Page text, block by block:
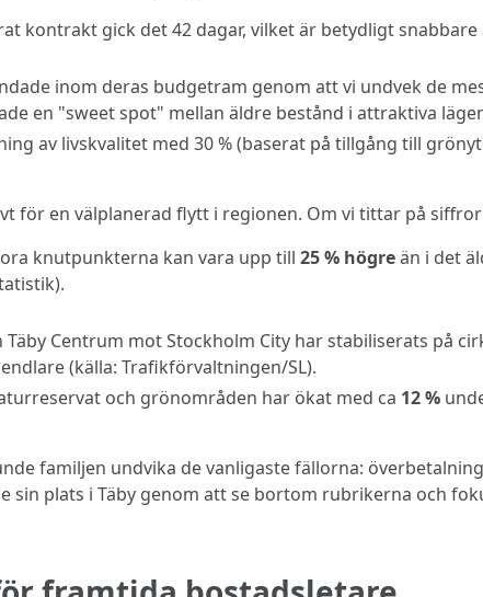
kontrakt gick det 42 dagar, vilket är betydligt
inom deras budgetram genom att vi undvek de
en "sweet spot" mellan äldre bestånd i attraktiva
av livskvalitet med 30 % (baserat på tillgång till
för en välplanerad flytt i regionen. Om vi tittar på
knutpunkterna kan vara upp till 25 % högreän i det
Centrum mot Stockholm City har stabiliserats på
(källa: Trafikförvaltningen/SL).
och grönområden har ökat med ca 12 %
familjen undvika de vanligaste fällorna:
sin plats i Täby genom att se bortom rubrikerna och